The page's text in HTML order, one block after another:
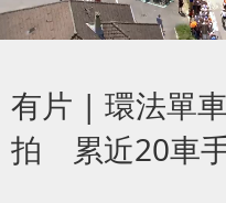
有片 | 環法單
拍 累近20車